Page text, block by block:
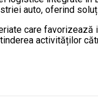
auto, oferind
care
activităților